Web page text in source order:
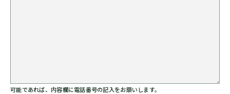
可能であれば、内容欄に電話番号の記入をお願いします。